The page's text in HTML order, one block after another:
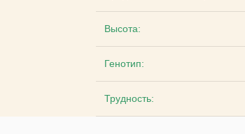
Высота:
Генотип:
Трудность: